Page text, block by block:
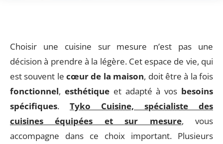
Choisir une cuisine sur mesure n’est pas une
décision à prendre à la légère. Cet espace de vie, qui
est souvent lecœur de la maison, doit être à la fois
fonctionnel, esthétiqueet adapté à vos besoins
spécifiques. Tyko Cuisine, spécialiste des
cuisines équipées et sur mesure, vous
accompagne dans ce choix important. Plusieurs